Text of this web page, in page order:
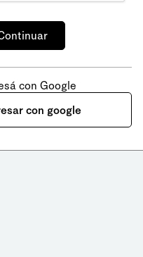
con Google
con google